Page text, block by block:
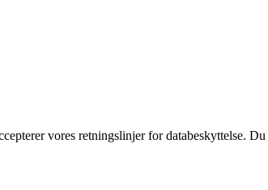
vores retningslinjer for databeskyttelse.